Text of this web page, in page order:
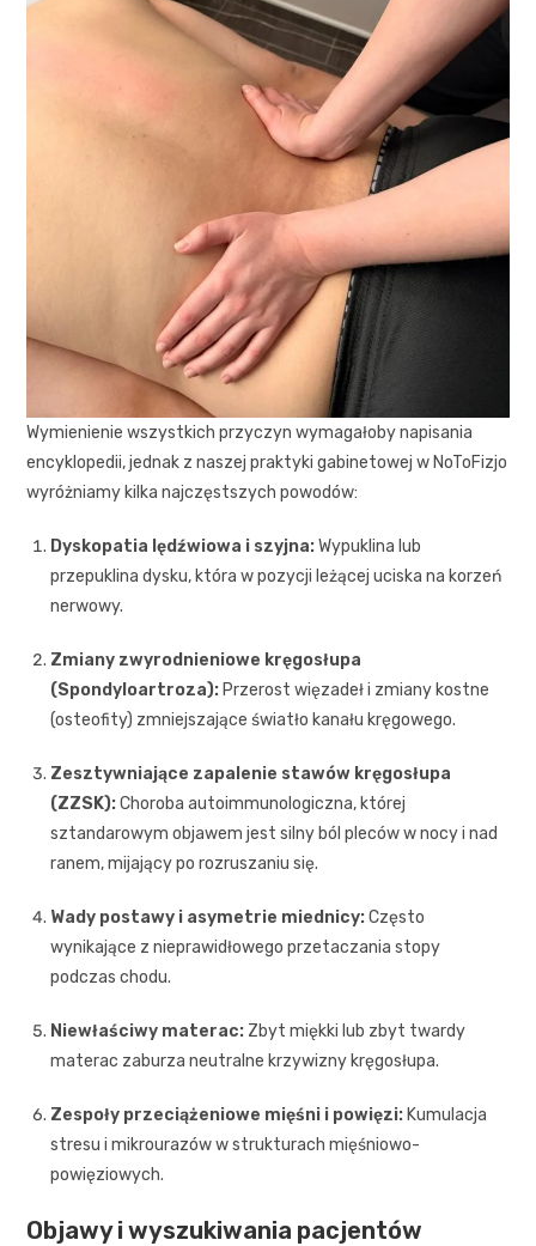
Wymienienie wszystkich przyczyn wymagałoby napisania
encyklopedii, jednak z naszej praktyki gabinetowej w NoToFizjo
wyróżniamy kilka najczęstszych powodów:
Dyskopatia lędźwiowa i szyjna:Wypuklina lub
przepuklina dysku, która w pozycji leżącej uciska na korzeń
nerwowy.
Zmiany zwyrodnieniowe kręgosłupa
(Spondyloartroza): Przerost więzadeł i zmiany kostne
(osteofity) zmniejszające światło kanału kręgowego.
Zesztywniające zapalenie stawów kręgosłupa
(ZZSK):Choroba autoimmunologiczna, której
sztandarowym objawem jest silny ból pleców w nocy i nad
ranem, mijający po rozruszaniu się.
Wady postawy i asymetrie miednicy:Często
wynikające z nieprawidłowego przetaczania stopy
podczas chodu.
Niewłaściwy materac: Zbyt miękki lub zbyt twardy
materac zaburza neutralne krzywizny kręgosłupa.
Zespoły przeciążeniowe mięśni i powięzi: Kumulacja
stresu i mikrourazów w strukturach mięśniowo-
powięziowych.
Objawy i wyszukiwania pacjentów